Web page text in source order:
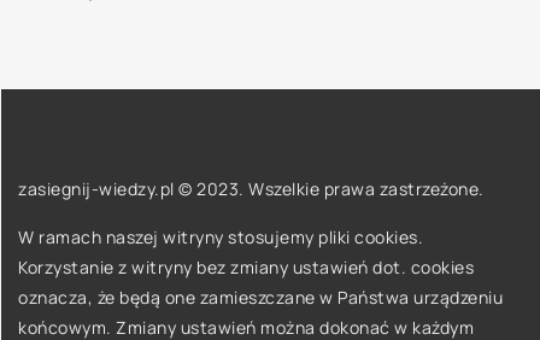
zasiegnij-wiedzy.pl © 2023. Wszelkie prawa zastrzeżone.
W ramach naszej witryny stosujemy pliki cookies.
Korzystanie z witryny bez zmiany ustawień dot. cookies
oznacza, że będą one zamieszczane w Państwa urządzeniu
końcowym. Zmiany ustawień można dokonać w każdym